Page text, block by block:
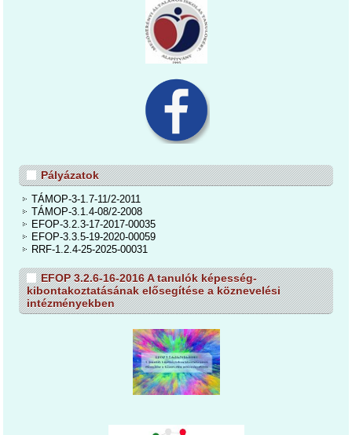
Pályázatok
TÁMOP-3-1.7-11/2-2011
TÁMOP-3.1.4-08/2-2008
EFOP-3.2.3-17-2017-00035
EFOP-3.3.5-19-2020-00059
RRF-1.2.4-25-2025-00031
EFOP 3.2.6-16-2016 A tanulók képesség-
kibontakoztatásának elősegítése a köznevelési
intézményekben